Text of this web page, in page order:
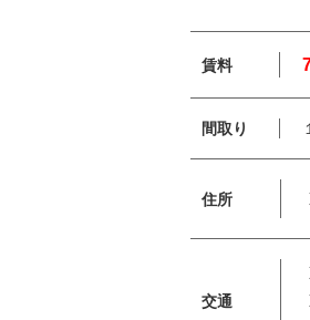
賃料
間取り
住所
交通